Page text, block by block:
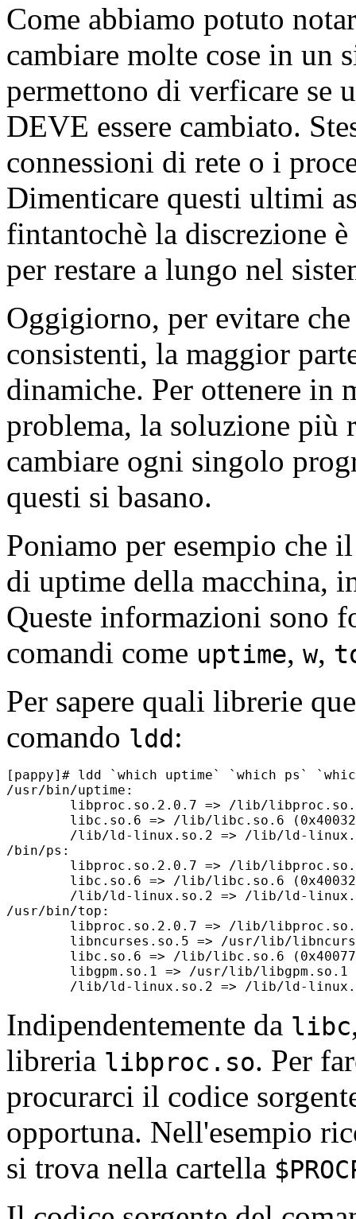
Come abbiamo potuto
cambiare molte cose in un
permettono di verficare se
DEVE essere cambiato.
connessioni di rete o i
Dimenticare questi ultimi
fintantochè la discrezione
per restare a lungo nel
Oggigiorno, per evitare
consistenti, la maggior
dinamiche. Per ottenere in
problema, la soluzione più
cambiare ogni singolo
questi si basano.
Poniamo per esempio che
di uptime della macchina,
Queste informazioni sono
comandi come uptime, w,
Per sapere quali librerie
comando ldd :
[pappy]# ldd `which uptime` `which ps`
/usr/bin/uptime:
/bin/ps:
/usr/bin/top:
Indipendentemente da libc
libreria libproc.so. Per
procurarci il codice
opportuna. Nell'esempio
si trova nella cartella